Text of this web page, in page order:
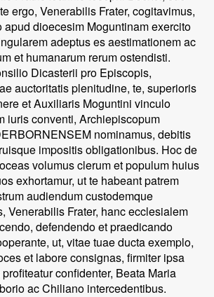
ergo, Venerabilis Frater, cogitavimus,
apud dioecesim Moguntinam exercito
adeptus es aestimationem ac
et humanarum rerum ostendisti.
Dicasterii pro Episcopis,
auctoritatis plenitudine, te, superioris
et Auxiliaris Moguntini vinculo
iuris conventi, Archiepiscopum
nominamus, debitis
impositis obligationibus. Hoc de
volumus clerum et populum huius
exhortamur, ut te habeant patrem
audiendum custodemque
Venerabilis Frater, hanc ecclesialem
defendendo et praedicando
ut, vitae tuae ducta exemplo,
et labore consignas, firmiter ipsa
confidenter, Beata Maria
ac Chiliano intercedentibus.